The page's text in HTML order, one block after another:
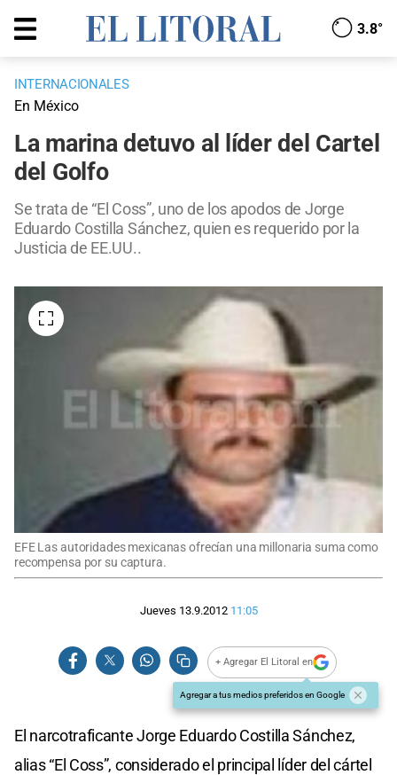
3.8°
INTERNACIONALES
En México
La marina detuvo al líder del Cartel
del Golfo
Se trata de “El Coss”, uno de los apodos de Jorge
Eduardo Costilla Sánchez, quien es requerido por la
Justicia de EE.UU..
EFE Las autoridades mexicanas ofrecían una millonaria suma como
recompensa por su captura.
Jueves 13.9.2012 11:05
+ Agregar El Litoral en
Agregar a tus medios preferidos en Google
El narcotraficante Jorge Eduardo Costilla Sánchez,
alias “El Coss”, considerado el principal líder del cártel